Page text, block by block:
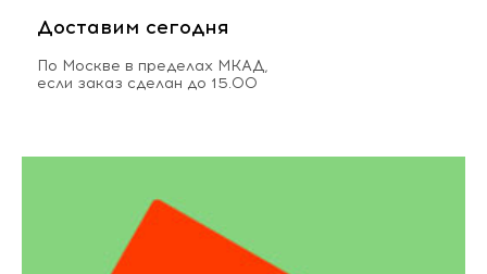
Доставим сегодня
По Москве в пределах МКАД,
если заказ сделан до 15.00